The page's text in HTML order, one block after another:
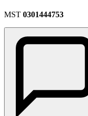
MST 0301444753